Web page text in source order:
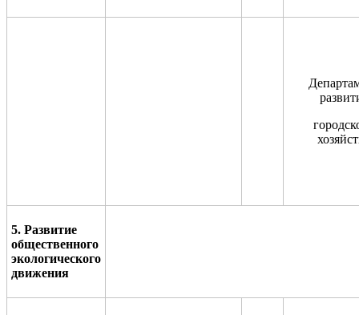
5. Развитие
общественного
экологического
движения